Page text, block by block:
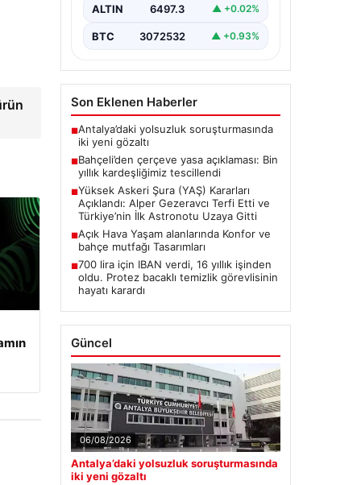
Milliyetçi Hareket…
ALTIN 6497.3 ▲ +0.02%
BTC 3072532 ▲ +0.93%
Son Eklenen Haberler
■Antalya’daki yolsuzluk soruşturmasında
iki yeni gözaltı
■Bahçeli’den çerçeve yasa açıklaması: Bin
yıllık kardeşliğimiz tescillendi
■Yüksek Askeri Şura (YAŞ) Kararları
Açıklandı: Alper Gezeravcı Terfi Etti ve
Türkiye’nin İlk Astronotu Uzaya Gitti
■Açık Hava Yaşam alanlarında Konfor ve
bahçe mutfağı Tasarımları
■700 lira için IBAN verdi, 16 yıllık işinden
oldu. Protez bacaklı temizlik görevlisinin
hayatı karardı
Güncel
06/08/2026
Antalya’daki yolsuzluk soruşturmasında
iki yeni gözaltı